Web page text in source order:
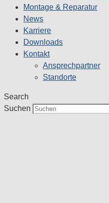
Montage & Reparatur
News
Karriere
Downloads
Kontakt
Ansprechpartner
Standorte
Search
Suchen